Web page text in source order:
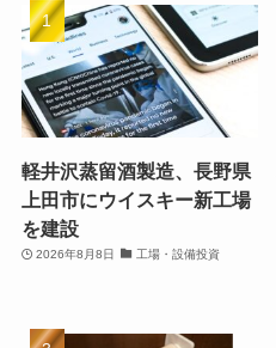
軽井沢蒸留酒製造、長野県
上田市にウイスキー新工場
を建設
2026年8月8日 工場・設備投資